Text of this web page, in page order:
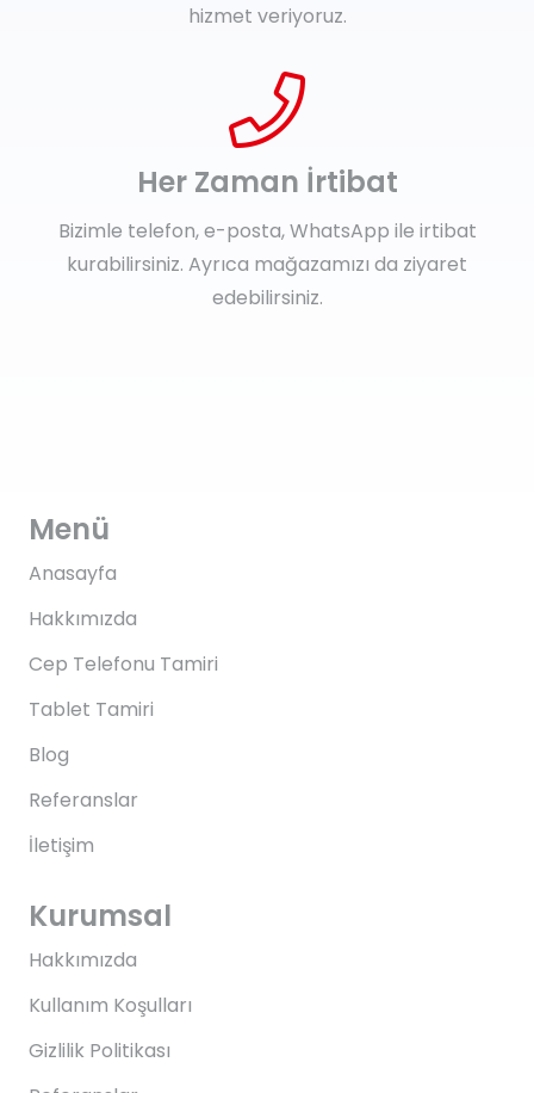
hizmet veriyoruz.
Her Zaman İrtibat
Bizimle telefon, e-posta, WhatsApp ile irtibat
kurabilirsiniz. Ayrıca mağazamızı da ziyaret
edebilirsiniz.
Menü
Anasayfa
Hakkımızda
Cep Telefonu Tamiri
Tablet Tamiri
Blog
Referanslar
İletişim
Kurumsal
Hakkımızda
Kullanım Koşulları
Gizlilik Politikası